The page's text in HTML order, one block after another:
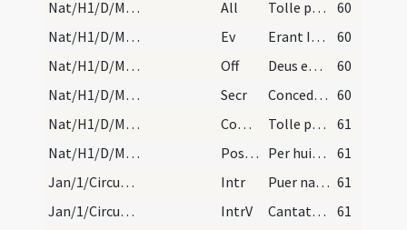
Nat/H1/D/M2/Mass Propers
All Tolle puerum
60
Nat/H1/D/M2/Mass Propers
Ev Erant Ioseph et Maria mater Domini Iesu mirantes
60
Nat/H1/D/M2/Mass Propers
Off Deus enim firmavit orbem terrae
60
Nat/H1/D/M2/Mass Propers
Secr Concede quaesumus Domine ut oculis tuae maiestatis 60
Nat/H1/D/M2/Mass Propers
Comm Tolle puerum
61
Nat/H1/D/M2/Mass Propers
Postcomm Per huius Domine operationem mysterii ... desideria compleantur.
61
Jan/1/Circumcisio/M2/Mass Propers
Intr Puer natus est nobis 61
Jan/1/Circumcisio/M2/Mass Propers
IntrV Cantate Domino
61